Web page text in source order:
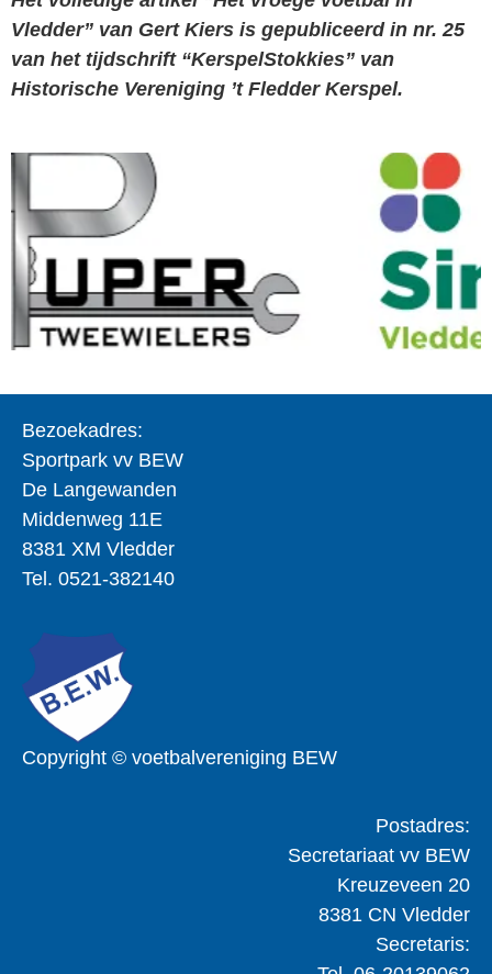
Vledder” van Gert Kiers is gepubliceerd in nr. 25
van het tijdschrift “KerspelStokkies” van
Historische Vereniging ’t Fledder Kerspel.
Bezoekadres:
Sportpark vv BEW
De Langewanden
Middenweg 11E
8381 XM Vledder
Tel. 0521-382140
Copyright © voetbalvereniging BEW
Postadres:
Secretariaat vv BEW
Kreuzeveen 20
8381 CN Vledder
Secretaris: